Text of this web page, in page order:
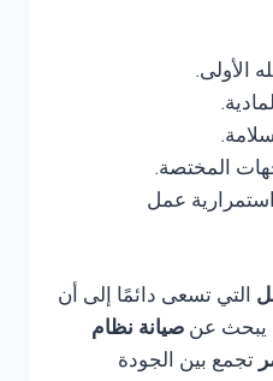
الأولى.
المختصة.
عمل
التي تسعى دائمًا إلى أن
يبحث عن صيانة نظام
تجمع بين الجودة